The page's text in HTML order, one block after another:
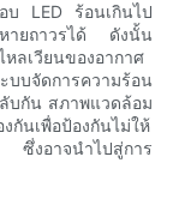
บ LED ร้อนเกินไป
หายถาวรได้ ดังนั้น
ลเวียนของอากาศ
บบจัดการความร้อน
บกัน สภาพแวดล้อม
กันเพื่อป้องกันไม่ให้
ซึ่งอาจนำไปสู่การ